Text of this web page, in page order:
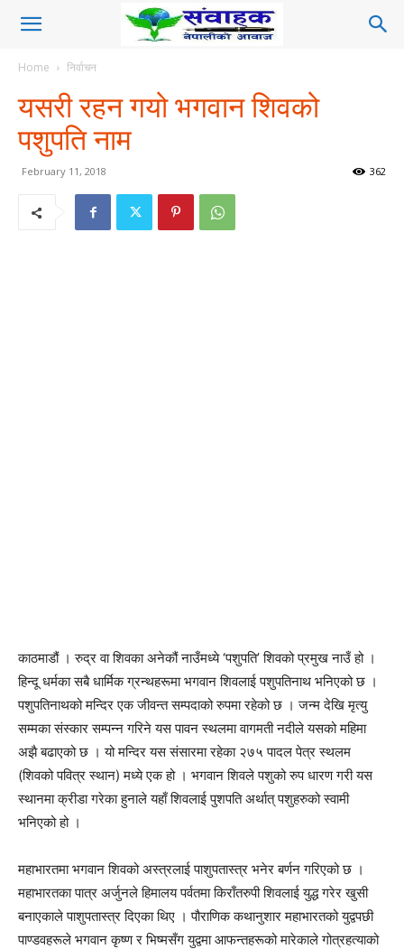
Home निर्वाचन
यसरी रहन गयो भगवान शिवको
पशुपति नाम
February 11, 2018 362
काठमाडौं । रुद्र वा शिवका अनेकौं नाउँमध्ये ‘पशुपति’ शिवको प्रमुख नाउँ हो ।
हिन्दू धर्मका सबै धार्मिक ग्रन्थहरूमा भगवान शिवलाई पशुपतिनाथ भनिएको छ ।
पशुपतिनाथको मन्दिर एक जीवन्त सम्पदाको रुपमा रहेको छ । जन्म देखि मृत्यु
सम्मका संस्कार सम्पन्न गरिने यस पावन स्थलमा वागमती नदीले यसको महिमा
अझै बढाएको छ । यो मन्दिर यस संसारमा रहेका २७५ पादल पेत्र स्थलम
(शिवको पवित्र स्थान) मध्ये एक हो । भगवान शिवले पशुको रुप धारण गरी यस
स्थानमा क्रीडा गरेका हुनाले यहाँ शिवलाई पुशपति अर्थात् पशुहरुको स्वामी
भनिएको हो ।
महाभारतमा भगवान शिवको अस्त्रलाई पाशुपतास्त्र भनेर बर्णन गरिएको छ ।
महाभारतका पात्र अर्जुनले हिमालय पर्वतमा किराँतरुपी शिवलाई युद्ध गरेर खुसी
बनाएकाले पाशुपतास्त्र दिएका थिए । पौराणिक कथानुशार महाभारतको युद्वपछी
पाण्डवहरूले भगवान कृष्ण र भिष्मसँग युद्वमा आफन्तहरूको मारेकाले गोत्रहत्याको